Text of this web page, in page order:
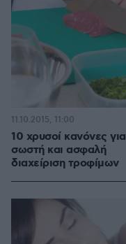
10 χρυσοί κανόνες για
σωστή και ασφαλή
διαχείριση τροφίμων
11.10.2015, 11:00